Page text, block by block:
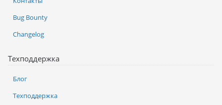
Bug Bounty
Changelog
Техподдержка
Блог
Техподдержка